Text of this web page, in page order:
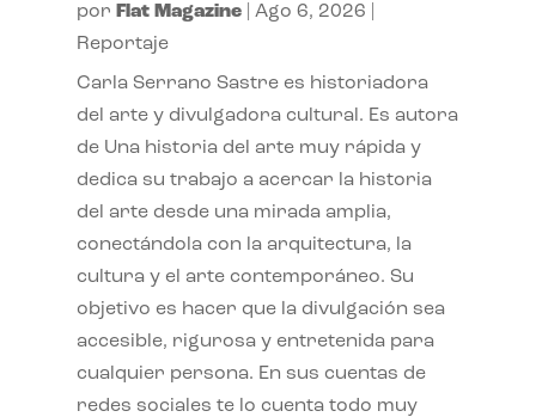
por Flat Magazine| Ago 6, 2026
Reportaje
Carla Serrano Sastre es historiadora
del arte y divulgadora cultural. Es autora
de Una historia del arte muy rápida y
dedica su trabajo a acercar la historia
del arte desde una mirada amplia,
conectándola con la arquitectura, la
cultura y el arte contemporáneo. Su
objetivo es hacer que la divulgación sea
accesible, rigurosa y entretenida para
cualquier persona. En sus cuentas de
redes sociales te lo cuenta todo muy